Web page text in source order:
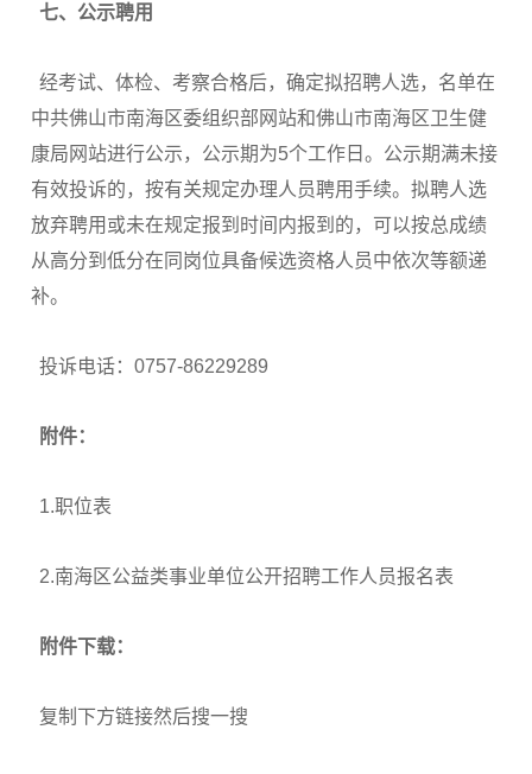
七、公示聘用
经考试、体检、考察合格后，确定拟招聘人选，名单在
中共佛山市南海区委组织部网站和佛山市南海区卫生健
康局网站进行公示，公示期为5个工作日。公示期满未接
有效投诉的，按有关规定办理人员聘用手续。拟聘人选
放弃聘用或未在规定报到时间内报到的，可以按总成绩
从高分到低分在同岗位具备候选资格人员中依次等额递
补。
投诉电话：0757-86229289
附件：
1.职位表
2.南海区公益类事业单位公开招聘工作人员报名表
附件下载：
复制下方链接然后搜一搜